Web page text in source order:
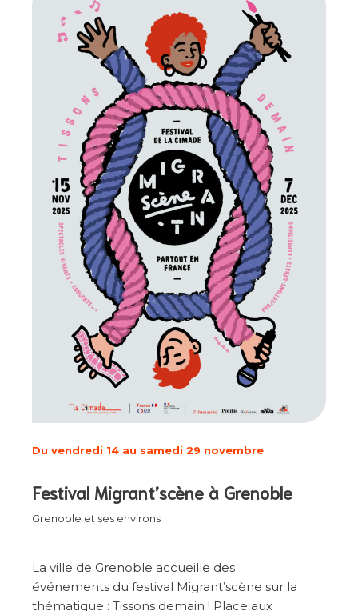
Du vendredi 14 au samedi 29 novembre
Festival Migrant’scène à Grenoble
Grenoble et ses environs
La ville de Grenoble accueille des
événements du festival Migrant’scène sur la
thématique : Tissons demain ! Place aux